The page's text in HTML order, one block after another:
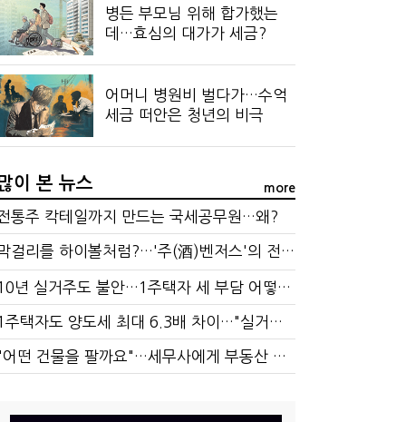
병든 부모님 위해 합가했는
데…효심의 대가가 세금?
어머니 병원비 벌다가…수억
세금 떠안은 청년의 비극
이 본 뉴스 more
통주 칵테일까지 만드는 국세공무원…왜?
막걸리를 하이볼처럼?…'주(酒)벤저스'의 전통주 즐기는 법
10년 실거주도 불안…1주택자 세 부담 어떻게 달라질까
1주택자도 양도세 최대 6.3배 차이…"실거주 요건 강화하자"
"어떤 건물을 팔까요"…세무사에게 부동산 고민을 털어놓는 이유